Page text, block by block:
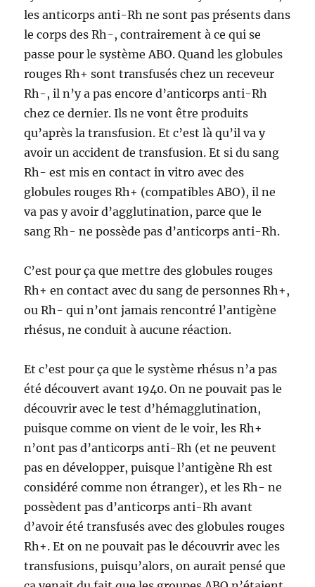
les anticorps anti-Rh ne sont pas présents dans
le corps des Rh-, contrairement à ce qui se
passe pour le système ABO. Quand les globules
rouges Rh+ sont transfusés chez un receveur
Rh-, il n’y a pas encore d’anticorps anti-Rh
chez ce dernier. Ils ne vont être produits
qu’après la transfusion. Et c’est là qu’il va y
avoir un accident de transfusion. Et si du sang
Rh- est mis en contact in vitro avec des
globules rouges Rh+ (compatibles ABO), il ne
va pas y avoir d’agglutination, parce que le
sang Rh- ne possède pas d’anticorps anti-Rh.
C’est pour ça que mettre des globules rouges
Rh+ en contact avec du sang de personnes Rh+,
ou Rh- qui n’ont jamais rencontré l’antigène
rhésus, ne conduit à aucune réaction.
Et c’est pour ça que le système rhésus n’a pas
été découvert avant 1940. On ne pouvait pas le
découvrir avec le test d’hémagglutination,
puisque comme on vient de le voir, les Rh+
n’ont pas d’anticorps anti-Rh (et ne peuvent
pas en développer, puisque l’antigène Rh est
considéré comme non étranger), et les Rh- ne
possèdent pas d’anticorps anti-Rh avant
d’avoir été transfusés avec des globules rouges
Rh+. Et on ne pouvait pas le découvrir avec les
transfusions, puisqu’alors, on aurait pensé que